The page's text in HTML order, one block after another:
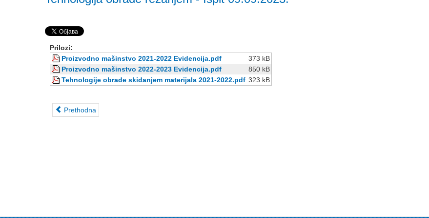
Prilozi:
Proizvodno mašinstvo 2021-2022 Evidencija.pdf
373 kB
Proizvodno mašinstvo 2022-2023 Evidencija.pdf
850 kB
Tehnologije obrade skidanjem materijala 2021-2022.pdf 323 kB
Prethodna